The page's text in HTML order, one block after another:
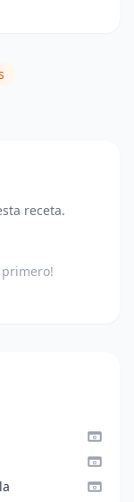
receta.
primero!